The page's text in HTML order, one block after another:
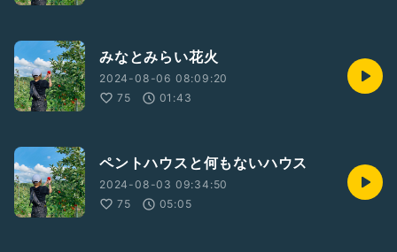
みなとみらい花火
2024-08-06 08:09:20
75
01:43
ペントハウスと何もないハウス
2024-08-03 09:34:50
75
05:05